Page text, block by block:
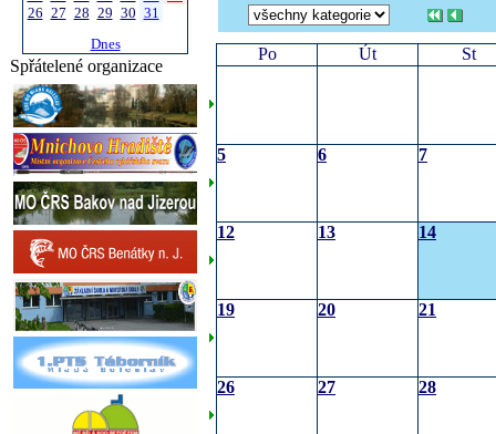
26 27 28 29 30 31
Dnes
Spřátelené organizace
Po Út St
5 6 7
12 13 14
19 20 21
26 27 28